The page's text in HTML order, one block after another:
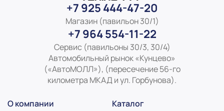
+7 925 444-47-20
Магазин (павильон 30/1)
+7 964 554-11-22
Сервис (павильоны 30/3, 30/4)
Автомобильный рынок «Кунцево»
(«АвтоМОЛЛ»), (пересечение 56-го
километра МКАД и ул. Горбунова).
О компании Каталог